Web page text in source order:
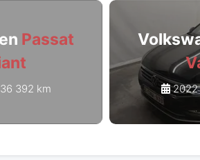
Passat
392 km 2022